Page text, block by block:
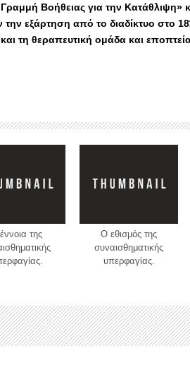
Βοήθειας για την Κατάθλιψη»
εξάρτηση από το διαδίκτυο στο
τη θεραπευτική ομάδα και
της
O εθισμός της
συναισθηματικής
υπερφαγίας.